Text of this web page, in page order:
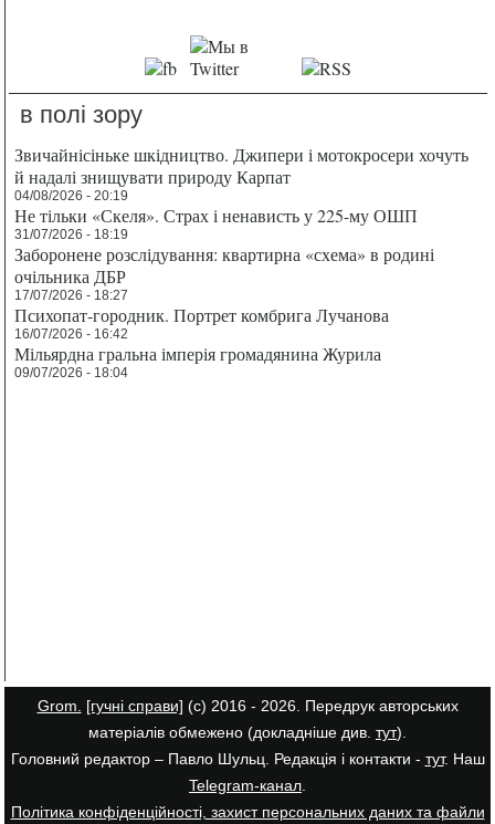
в полі зору
Звичайнісіньке шкідництво. Джипери і мотокросери хочуть
й надалі знищувати природу Карпат
04/08/2026 - 20:19
Не тільки «Скеля». Страх і ненависть у 225-му ОШП
31/07/2026 - 18:19
Заборонене розслідування: квартирна «схема» в родині
очільника ДБР
17/07/2026 - 18:27
Психопат-городник. Портрет комбрига Лучанова
16/07/2026 - 16:42
Мільярдна гральна імперія громадянина Журила
09/07/2026 - 18:04
Grom. [гучні справи] (с) 2016 - 2026. Передрук авторських
матеріалів обмежено (докладніше див. тут).
Головний редактор – Павло Шульц. Редакція і контакти - тут. Наш
Telegram-канал
Політика конфіденційності, захист персональних даних та файли